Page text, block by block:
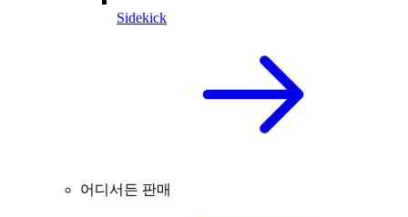
Sidekick
어디서든 판매